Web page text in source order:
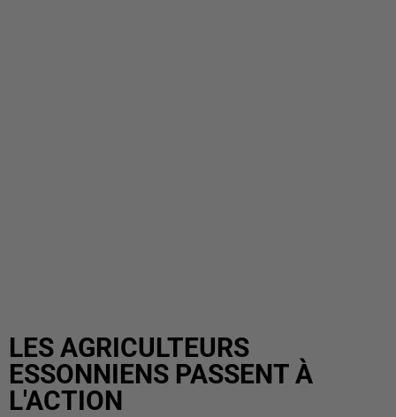
LES AGRICULTEURS
ESSONNIENS PASSENT À
L'ACTION